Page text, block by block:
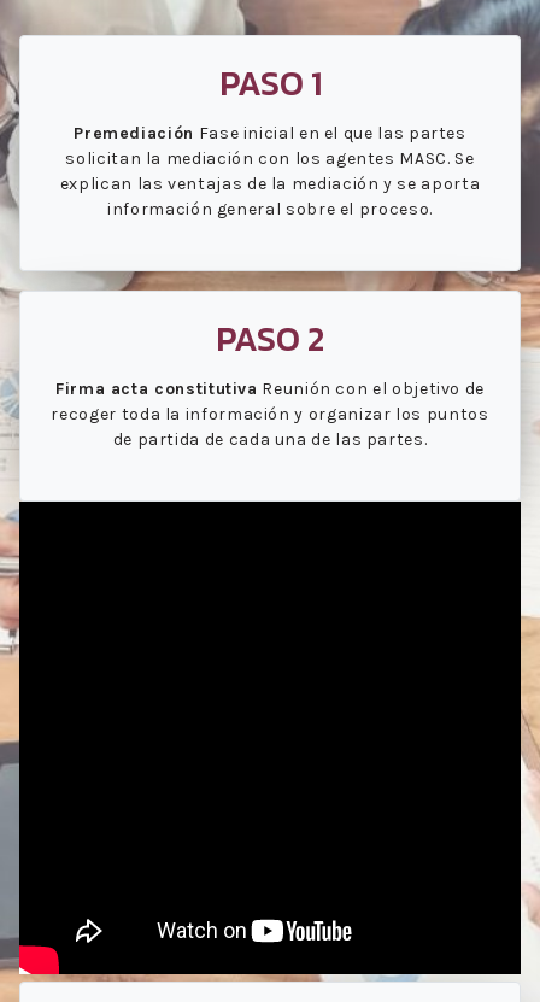
PASO 1
Premediación Fase inicial en el que las partes
solicitan la mediación con los agentes MASC. Se
explican las ventajas de la mediación y se aporta
información general sobre el proceso.
PASO 2
Firma acta constitutiva Reunión con el objetivo de
recoger toda la información y organizar los puntos
de partida de cada una de las partes.